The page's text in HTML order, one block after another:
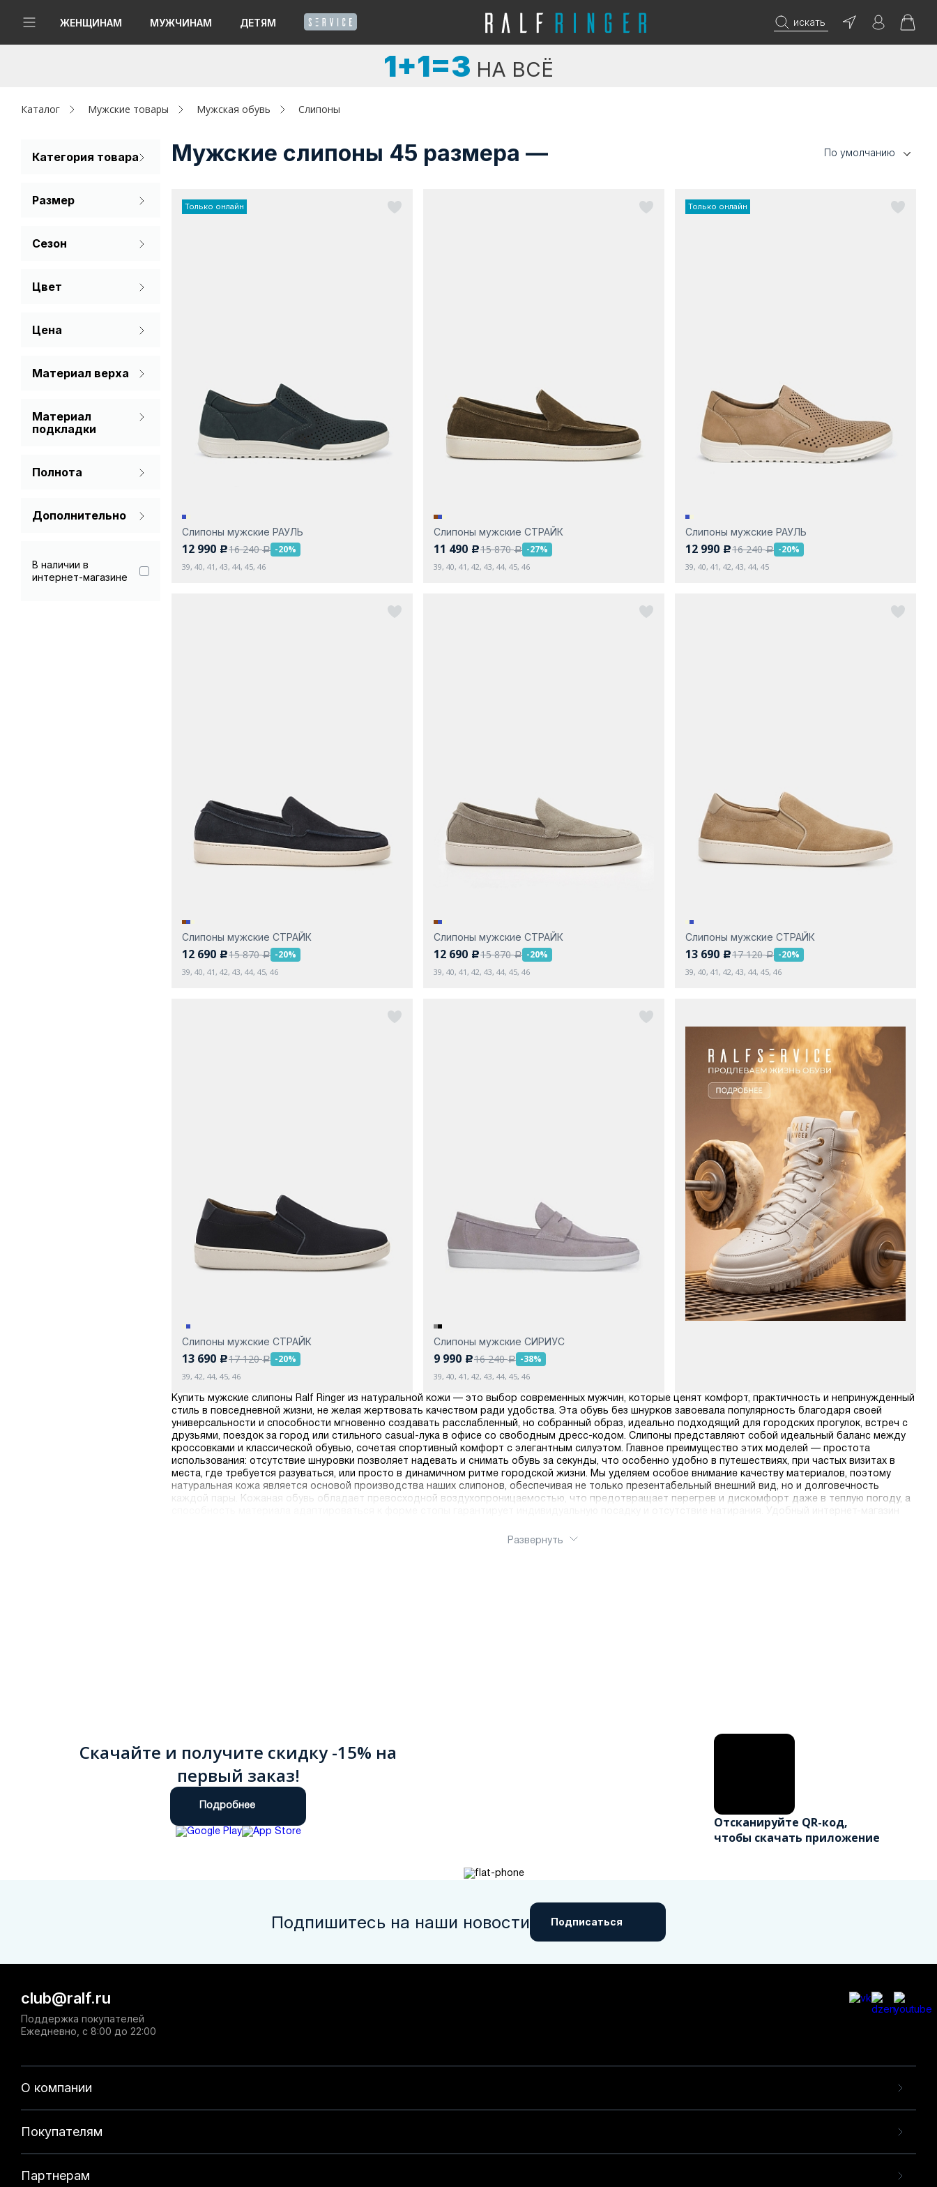
ЖЕНЩИНАМ МУЖЧИНАМ ДЕТЯМ искать
Женщинам
Капсула
Аутлет
1+1=3 НА ВСЁ
Каталог Мужские товары Мужская обувь Слипоны
Категория товара
Размер
45
Сезон
Демисезон
Цвет
Цена
Материал верха
Спилок
Материал
подкладки
Натуральная кожа
Полнота
Дополнительно
В наличии в
интернет-магазине
Мужские слипоны 45 размера — По умолчанию
Только онлайн
Слипоны мужские РАУЛЬ
12 990 c16 240a -20%
39, 40, 41, 43, 44, 45, 46
Слипоны мужские СТРАЙК
11 490 c15 870a -27%
39, 40, 41, 42, 43, 44, 45, 46
Только онлайн
Слипоны мужские РАУЛЬ
12 990 c16 240a -20%
39, 40, 41, 42, 43, 44, 45
Слипоны мужские СТРАЙК
12 690 c15 870a -20%
39, 40, 41, 42, 43, 44, 45, 46
Слипоны мужские СТРАЙК
12 690 c15 870a -20%
39, 40, 41, 42, 43, 44, 45, 46
Слипоны мужские СТРАЙК
13 690 c17 120a -20%
39, 40, 41, 42, 43, 44, 45, 46
Слипоны мужские СТРАЙК
13 690 c17 120a -20%
39, 42, 44, 45, 46
Слипоны мужские СИРИУС
9 990 c16 240a -38%
39, 40, 41, 42, 43, 44, 45, 46
Купить мужские слипоны Ralf Ringer из натуральной кожи — это выбор современных мужчин, которые ценят комфорт, практичность и непринужденный
стиль в повседневной жизни, не желая жертвовать качеством ради удобства. Эта обувь без шнурков завоевала популярность благодаря своей
универсальности и способности мгновенно создавать расслабленный, но собранный образ, идеально подходящий для городских прогулок, встреч с
друзьями, поездок за город или стильного casual-лука в офисе со свободным дресс-кодом. Слипоны представляют собой идеальный баланс между
кроссовками и классической обувью, сочетая спортивный комфорт с элегантным силуэтом. Главное преимущество этих моделей — простота
использования: отсутствие шнуровки позволяет надевать и снимать обувь за секунды, что особенно удобно в путешествиях, при частых визитах в
места, где требуется разуваться, или просто в динамичном ритме городской жизни. Мы уделяем особое внимание качеству материалов, поэтому
натуральная кожа является основой производства наших слипонов, обеспечивая не только презентабельный внешний вид, но и долговечность
каждой пары. Кожаная обувь обладает превосходной воздухопроницаемостью, что предотвращает перегрев и дискомфорт даже в теплую погоду, а
доставка по России гарантирует получение вашего заказа в оптимальные сроки независимо от региона проживания.
Развернуть
Скачайте и получите скидку -15% на
первый заказ!
Подробнее
Отсканируйте QR-код,
чтобы скачать приложение
Подпишитесь на наши новости Подписаться
О компании
Покупателям
Партнерам
club@ralf.ru
Поддержка покупателей
Ежедневно, с 8:00 до 22:00